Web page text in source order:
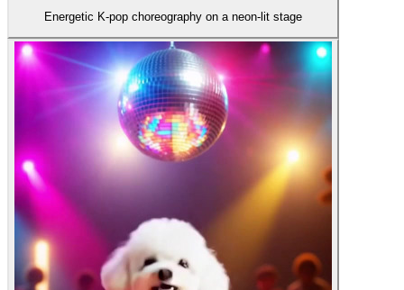
Energetic K-pop choreography on a neon-lit stage